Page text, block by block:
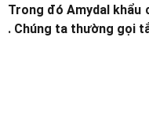
Trong đó Amydal khẩu
. Chúng ta thường gọi